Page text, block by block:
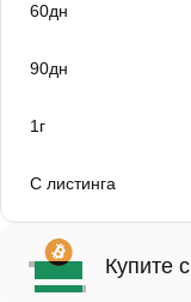
60дн
90дн
1г
С листинга
Купите